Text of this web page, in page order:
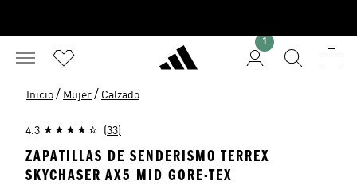
Inicio / Mujer / Calzado
4.3 (33)
ZAPATILLAS DE SENDERISMO TERREX
SKYCHASER AX5 MID GORE-TEX